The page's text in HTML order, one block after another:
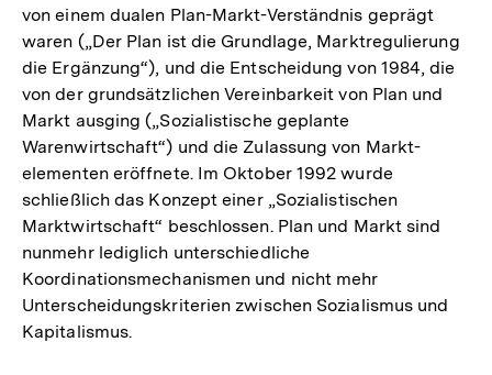
von einem dualen Plan-Markt-Verständnis geprägt
waren („Der Plan ist die Grundlage, Marktregulierung
die Ergänzung“), und die Entscheidung von 1984, die
von der grundsätzlichen Vereinbarkeit von Plan und
Markt ausging („Sozialistische geplante
Warenwirtschaft“) und die Zulassung von Markt-
elementen eröffnete. Im Oktober 1992 wurde
schließlich das Konzept einer „Sozialistischen
Marktwirtschaft“ beschlossen. Plan und Markt sind
nunmehr lediglich unterschiedliche
Koordinationsmechanismen und nicht mehr
Unterscheidungskriterien zwischen Sozialismus und
Kapitalismus.